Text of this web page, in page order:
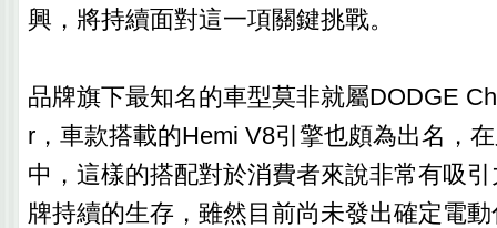
興，將持續面對這一項關鍵挑戰。
品牌旗下最知名的車型莫非就屬DODGE
r，車款搭載的Hemi V8引擎也頗為出名，
中，這樣的搭配對於消費者來說非常有吸
牌持續的生存，雖然目前尚未發出確定電